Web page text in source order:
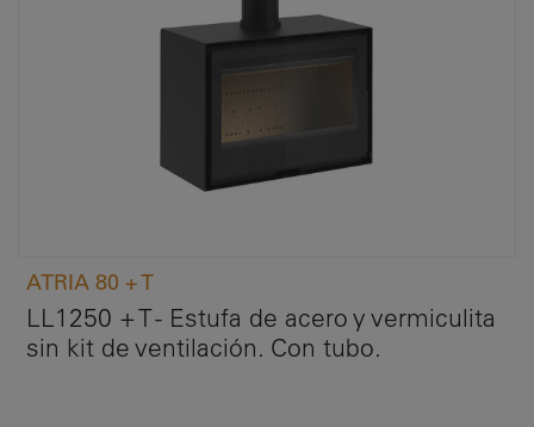
ATRIA 80 + T
LL1250 + T - Estufa de acero y vermiculita
sin kit de ventilación. Con tubo.